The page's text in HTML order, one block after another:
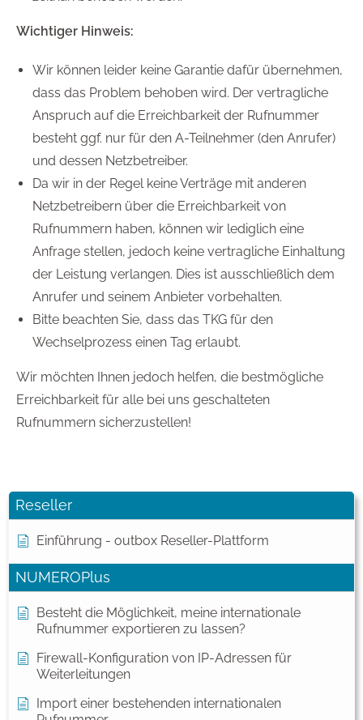
Reseller
Einführung - outbox Reseller-Plattform
NUMEROPlus
Besteht die Möglichkeit, meine internationale
Rufnummer exportieren zu lassen?
Firewall-Konfiguration von IP-Adressen für
Weiterleitungen
Import einer bestehenden internationalen
Wichtiger Hinweis:
Wir können leider keine Garantie dafür übernehmen,
dass das Problem behoben wird. Der vertragliche
Anspruch auf die Erreichbarkeit der Rufnummer
besteht ggf. nur für den A-Teilnehmer (den Anrufer)
und dessen Netzbetreiber.
Da wir in der Regel keine Verträge mit anderen
Netzbetreibern über die Erreichbarkeit von
Rufnummern haben, können wir lediglich eine
Anfrage stellen, jedoch keine vertragliche Einhaltung
der Leistung verlangen. Dies ist ausschließlich dem
Anrufer und seinem Anbieter vorbehalten.
Bitte beachten Sie, dass das TKG für den
Wechselprozess einen Tag erlaubt.
Wir möchten Ihnen jedoch helfen, die bestmögliche
Erreichbarkeit für alle bei uns geschalteten
Rufnummern sicherzustellen!